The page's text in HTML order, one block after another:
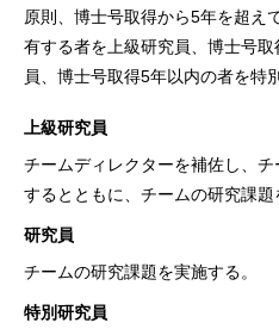
原則、博士号取得から5年を超え
有する者を上級研究員、博士号
員、博士号取得5年以内の者を特
上級研究員
チームディレクターを補佐し、
するとともに、チームの研究課題
研究員
チームの研究課題を実施する。
特別研究員